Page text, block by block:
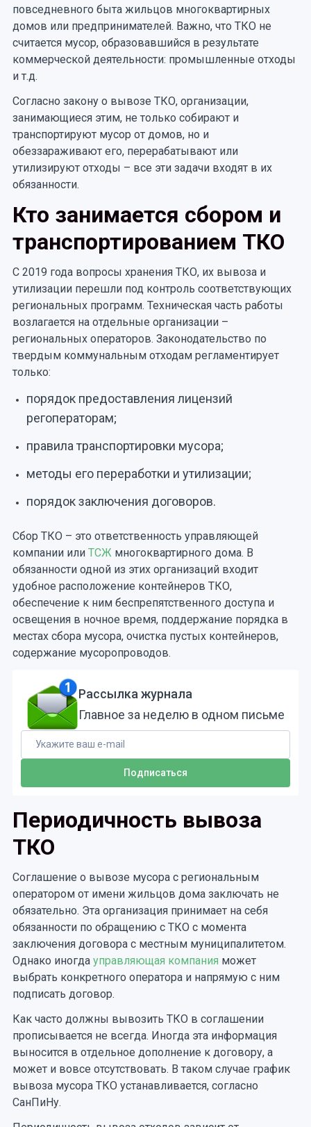
повседневного быта жильцов многоквартирных
домов или предпринимателей. Важно, что ТКО не
считается мусор, образовавшийся в результате
коммерческой деятельности: промышленные отходы
и т.д.
Согласно закону о вывозе ТКО, организации,
занимающиеся этим, не только собирают и
транспортируют мусор от домов, но и
обеззараживают его, перерабатывают или
утилизируют отходы – все эти задачи входят в их
обязанности.
Кто занимается сбором и
транспортированием ТКО
С 2019 года вопросы хранения ТКО, их вывоза и
утилизации перешли под контроль соответствующих
региональных программ. Техническая часть работы
возлагается на отдельные организации –
региональных операторов. Законодательство по
твердым коммунальным отходам регламентирует
только:
порядок предоставления лицензий
регоператорам;
правила транспортировки мусора;
методы его переработки и утилизации;
порядок заключения договоров.
Сбор ТКО – это ответственность управляющей
компании или ТСЖмногоквартирного дома. В
обязанности одной из этих организаций входит
удобное расположение контейнеров ТКО,
обеспечение к ним беспрепятственного доступа и
освещения в ночное время, поддержание порядка в
местах сбора мусора, очистка пустых контейнеров,
содержание мусоропроводов.
Рассылка журнала
Главное за неделю в одном письме
Периодичность вывоза
ТКО
Соглашение о вывозе мусора с региональным
оператором от имени жильцов дома заключать не
обязательно. Эта организация принимает на себя
обязанности по обращению с ТКО с момента
заключения договора с местным муниципалитетом.
Однако иногда управляющая компания может
выбрать конкретного оператора и напрямую с ним
подписать договор.
Как часто должны вывозить ТКО в соглашении
прописывается не всегда. Иногда эта информация
выносится в отдельное дополнение к договору, а
может и вовсе отсутствовать. В таком случае график
вывоза мусора ТКО устанавливается, согласно
СанПиНу.